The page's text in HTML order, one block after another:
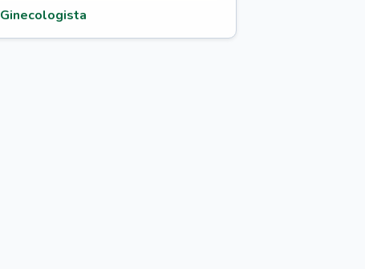
Ginecologista